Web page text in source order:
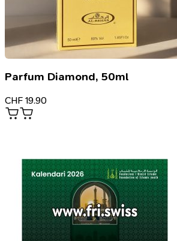
Parfum Diamond, 50ml
CHF 19.90